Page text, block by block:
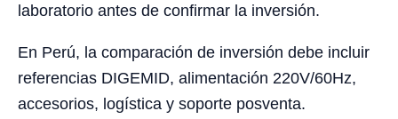
laboratorio antes de confirmar la inversión.
En Perú, la comparación de inversión debe incluir
referencias DIGEMID, alimentación 220V/60Hz,
accesorios, logística y soporte posventa.